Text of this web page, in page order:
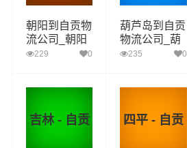
朝阳到自贡物
流公司_朝阳
到自贡货运_
229 0
葫芦岛到自贡
物流公司_葫
芦岛到自贡货
235 0
吉林 - 自贡 四平 - 自贡